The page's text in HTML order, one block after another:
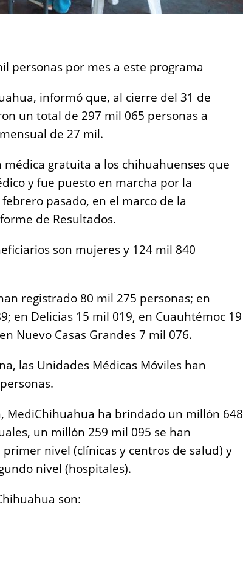
h
a
re
personas por mes a este programa
informó que, al cierre del 31 de
un total de 297 mil 065 personas a
de 27 mil.
gratuita a los chihuahuenses que
y fue puesto en marcha por la
pasado, en el marco de la
de Resultados.
son mujeres y 124 mil 840
registrado 80 mil 275 personas; en
en Delicias 15 mil 019, en Cuauhtémoc 19
Nuevo Casas Grandes 7 mil 076.
las Unidades Médicas Móviles han
MediChihuahua ha brindado un millón 648
un millón 259 mil 095 se han
nivel (clínicas y centros de salud) y
nivel (hospitales).
son: